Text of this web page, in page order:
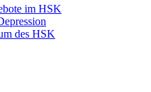
im HSK
des HSK